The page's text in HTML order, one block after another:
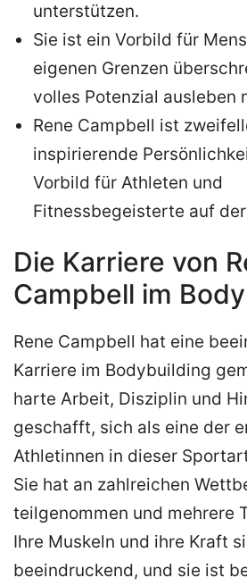
unterstützen.
Sie ist ein Vorbild für
eigenen Grenzen
volles Potenzial ausleben
Rene Campbell ist
inspirierende
Vorbild für Athleten und
Fitnessbegeisterte auf
Die Karriere von
Campbell im
Rene Campbell hat eine
Karriere im Bodybuilding
harte Arbeit, Disziplin und
geschafft, sich als eine der
Athletinnen in dieser
Sie hat an zahlreichen
teilgenommen und mehrere
Ihre Muskeln und ihre Kraft
beeindruckend, und sie ist